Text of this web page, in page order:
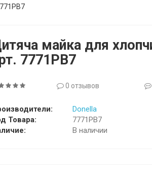
майка для
7771PB7
0 отзывов
Donella
Товара:
7771PB7
В наличии